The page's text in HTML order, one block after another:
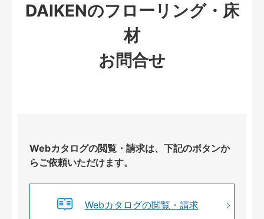
DAIKENのフローリング・床
材
お問合せ
Webカタログの閲覧・請求は、下記のボタンか
らご依頼いただけます。
Webカタログの閲覧・請求